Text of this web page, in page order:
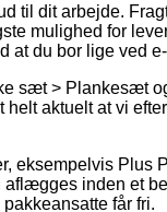
til dit arbejde.
mulighed for
at du bor lige ved
sæt > Plankesæt
aktuelt at vi
eksempelvis Plus
inden et
får fri.